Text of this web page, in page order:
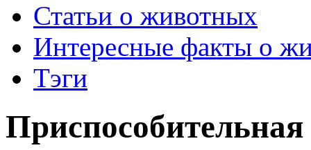
Статьи о животных
Интересные факты о
Тэги